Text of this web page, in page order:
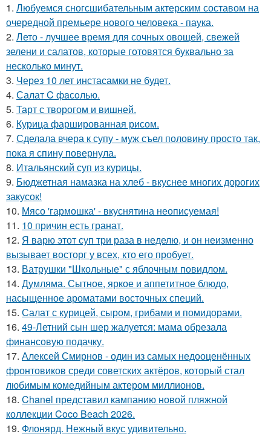
1. Любуемся сногсшибательным актерским составом на
очередной премьере нового человека - паука.
2. Лето - лучшее время для сочных овощей, свежей
зелени и салатов, которые готовятся буквально за
несколько минут.
3. Через 10 лет инстасамки не будет.
4. Салат C фaсoлью.
5. Тарт с творогом и вишней.
6. Курица фаршированная рисом.
7. Сделала вчера к супу - муж съел половину просто так,
пока я спину повернула.
8. Итальянский суп из курицы.
9. Бюджетная намазка на хлеб - вкуснее многих дорогих
закусок!
10. Мясо 'гармошка' - вкуснятина неописуемая!
11. 10 причин есть гранат.
12. Я варю этот суп три раза в неделю, и он неизменно
вызывает восторг у всех, кто его пробует.
13. Ватрушки "Школьные" с яблочным повидлом.
14. Думляма. Сытное, яркое и аппетитное блюдо,
насыщенное ароматами восточных специй.
15. Салат с курицей, сыром, грибами и помидорами.
16. 49-Летний сын шер жалуется: мама обрезала
финансовую подачку.
17. Алексей Смирнов - один из самых недооценённых
фронтовиков среди советских актёров, который стал
любимым комедийным актером миллионов.
18. Chanel представил кампанию новой пляжной
коллекции Coco Beach 2026.
19. Флонярд. Нежный вкус удивительно.